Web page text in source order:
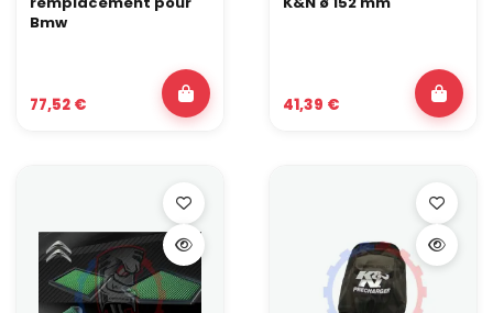
permissif, il participe pleinement à la cohérence d’une
préparation moteur.
Bmw
77,52 € 41,39 €